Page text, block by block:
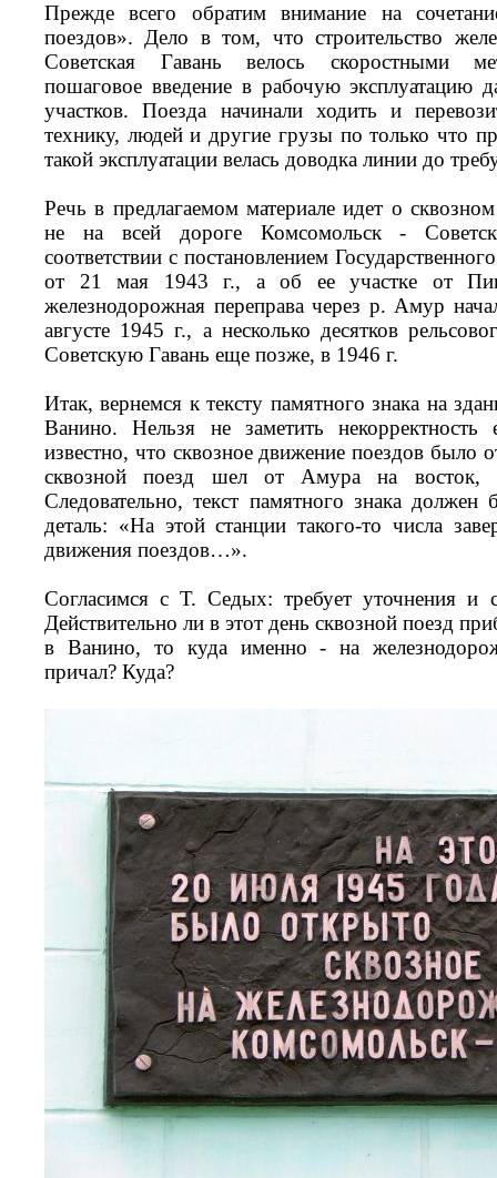
Прежде всего обратим внимание на
поездов». Дело в том, что строительство
Советская Гавань велось скоростными
пошаговое введение в рабочую эксплуатацию
участков. Поезда начинали ходить и
технику, людей и другие грузы по только что
такой эксплуатации велась доводка линии до
Речь в предлагаемом материале идет о
не на всей дороге Комсомольск -
соответствии с постановлением
от 21 мая 1943 г., а об ее участке от
железнодорожная переправа через р. Амур
августе 1945 г., а несколько десятков
Советскую Гавань еще позже, в 1946 г.
Итак, вернемся к тексту памятного знака на
Ванино. Нельзя не заметить
известно, что сквозное движение поездов было
сквозной поезд шел от Амура на
Следовательно, текст памятного знака
деталь: «На этой станции такого-то числа
движения поездов…».
Согласимся с Т. Седых: требует уточнения
Действительно ли в этот день сквозной поезд
в Ванино, то куда именно - на
причал? Куда?